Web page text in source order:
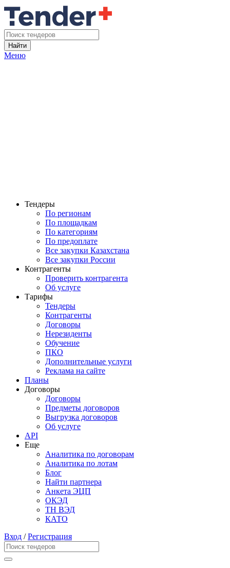
Найти
Меню
Тендеры
По регионам
По площадкам
По категориям
По предоплате
Все закупки Казахстана
Все закупки России
Контрагенты
Проверить контрагента
Об услуге
Тарифы
Тендеры
Контрагенты
Договоры
Нерезиденты
Обучение
ПКО
Дополнительные услуги
Реклама на сайте
Планы
Договоры
Договоры
Предметы договоров
Выгрузка договоров
Об услуге
API
Еще
Аналитика по договорам
Аналитика по лотам
Блог
Найти партнера
Анкета ЭЦП
ОКЭД
ТН ВЭД
КАТО
Вход /Регистрация